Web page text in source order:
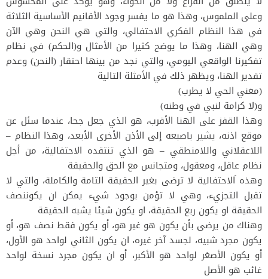
وعلى الملموس، وهذا هو ما يفسر وجود الأقانيم الأساسية الثلاثة
في هذا النظام الفكري الاحتفالي، والتي هي النحن وهي الآن
وهي الهنا، وهذا ما يوضح كثيرا من الأمثال و(الحكم) في نظام
تفكيرنا الواقعي اليومي، والتي نجد من بينها احتقار (النحن) وعدم
تقدير الهنا، ويظهر ذلك في الأمثلة التالية
(مغني الحي لا يطرب)
و(لا كرامة لنبي في وطنه)
وهذا القفز على الهنا الأقرب، هو الذي جعل جحا، عندما سئل عن
موقع اذنه، يشير باصبعه إلى الأذن الأخرى الأبعد، وهذا النظام –
اللاعقلاني واللامنطقي – هو الذي تنتقده الاحتفالية، من أجل
نظام عاقل، ومعقول، ومتجانس مع الحق والحقيقة
وهذه َالاحتفالية لا ترضى بغير الحقيقة التامة والكاملة، والتي لا
تقبل التجزيء، وهي لا تؤمن بوجود شيء يمكن ان يكوننصف
الحقيقة او يكون ربع الحقيقة، او يكون شيئا يشبه الحقيقة
وهناك من يرضى بأن يكون هو غير هو، أو يكون فقط نصف هو، أو
يكون مجرد شبيه، لجسد آخر غيره، ان يكون الثاني لواحد هو الأول،
أو يكون الأصغر لواحد هو الأكبر، أو ان يكون مجرد نسخة لواحد
غائب هو الأصل